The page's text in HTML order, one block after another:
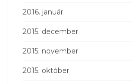
2016. január
2015. december
2015. november
2015. október